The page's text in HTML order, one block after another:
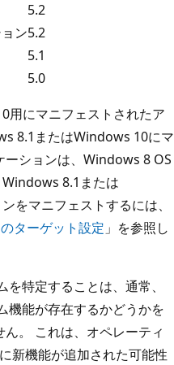
5.2
ン5.2
5.1
5.0
にマニフェストされたア
8.1またはWindows 10にマ
ーションは、Windows 8 OS
8.1または
をマニフェストするには、
ターゲット設定 」を参照し
特定することは、通常、
機能が存在するかどうかを
。 これは、オペレーティ
新機能が追加された可能性